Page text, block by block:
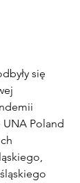
się
UNA Poland